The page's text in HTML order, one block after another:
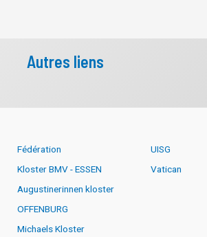
Autres liens
Fédération
Kloster BMV - ESSEN
Augustinerinnen kloster
OFFENBURG
Michaels Kloster
UISG
Vatican